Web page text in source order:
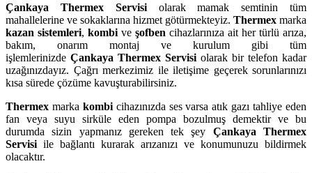
Çankaya Thermex Servisi olarak mamak semtinin tüm
mahallelerine ve sokaklarına hizmet götürmekteyiz. Thermex marka
kazan sistemleri, kombi ve şofben cihazlarınıza ait her türlü arıza,
bakım, onarım montaj ve kurulum gibi tüm
işlemlerinizde Çankaya Thermex Servisi olarak bir telefon kadar
uzağınızdayız. Çağrı merkezimiz ile iletişime geçerek sorunlarınızı
kısa sürede çözüme kavuşturabilirsiniz.
Thermex marka kombi cihazınızda ses varsa atık gazı tahliye eden
fan veya suyu sirküle eden pompa bozulmuş demektir ve bu
durumda sizin yapmanız gereken tek şey Çankaya Thermex
Servisi ile bağlantı kurarak arızanızı ve konumunuzu bildirmek
olacaktır.